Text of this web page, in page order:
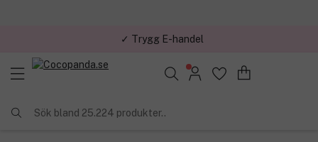
✓ Trygg E-handel
✓ Över 1,5 miljon kunder – Trustpilot 4,7 av 5
Sök bland 25.224 produkter..